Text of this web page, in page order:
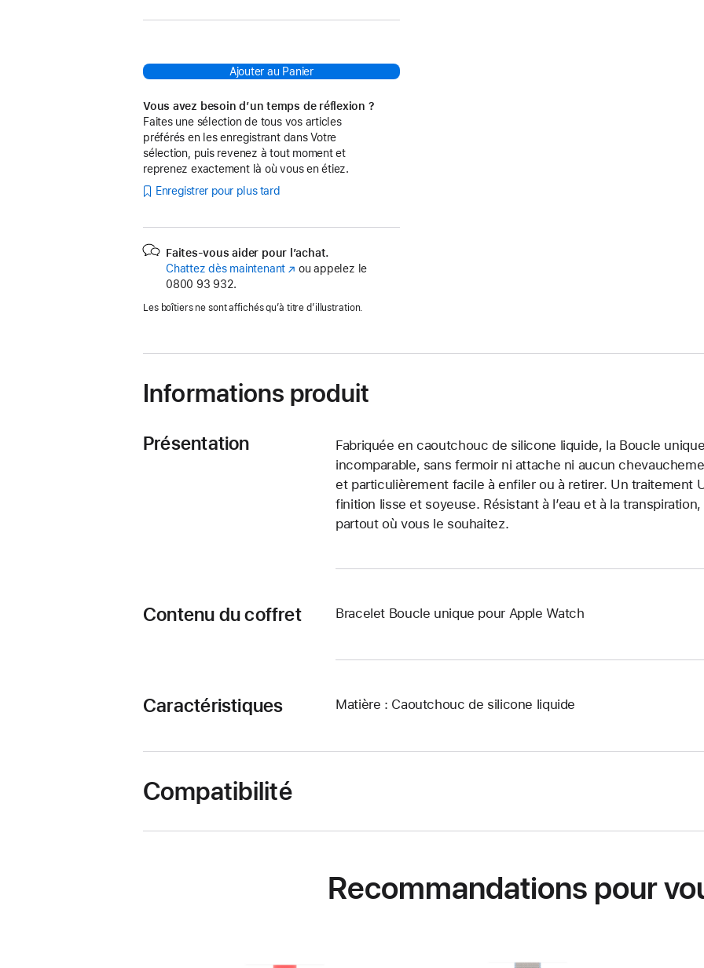
Ajouter au Panier
Vous avez besoin d’un temps de réflexion ?
Faites une sélection de tous vos articles
préférés en les enregistrant dans Votre
sélection, puis revenez à tout moment et
reprenez exactement là où vous en étiez.
Enregistrer pour plus tard
Faites-vous aider pour l’achat.
Chattez dès maintenant (s’ouvre
nouvelle
ou appelez le
0800 93 932.
Les boîtiers ne sont affichés qu’à titre d’illustration.
Informations produit
Présentation
Fabriquée en caoutchouc de silicone liquide, la Boucle
incomparable, sans fermoir ni attache ni aucun
et particulièrement facile à enfiler ou à retirer. Un traitement
finition lisse et soyeuse. Résistant à l’eau et à la
partout où vous le souhaitez.
Contenu du coffret Bracelet Boucle unique pour Apple Watch
Caractéristiques Matière : Caoutchouc de silicone liquide
Compatibilité
Recommandations pour